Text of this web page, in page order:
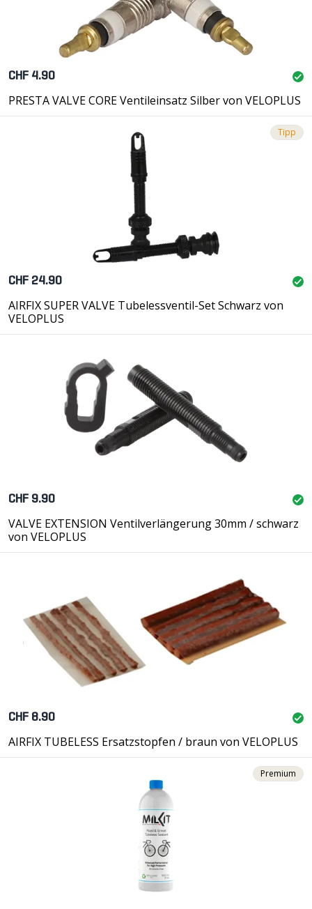
CHF 4.90
PRESTA VALVE CORE Ventileinsatz Silber von VELOPLUS
Tipp
CHF 24.90
AIRFIX SUPER VALVE Tubelessventil-Set Schwarz von
VELOPLUS
CHF 9.90
VALVE EXTENSION Ventilverlängerung 30mm / schwarz
von VELOPLUS
CHF 8.90
AIRFIX TUBELESS Ersatzstopfen / braun von VELOPLUS
Premium